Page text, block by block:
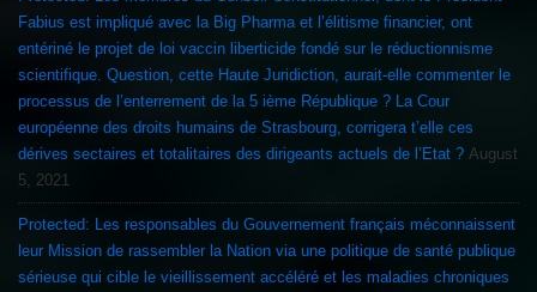
Fabius est impliqué avec la Big Pharma et l’élitisme financier, ont
entériné le projet de loi vaccin liberticide fondé sur le réductionnisme
scientifique. Question, cette Haute Juridiction, aurait-elle commenter le
processus de l’enterrement de la 5 ième République ? La Cour
européenne des droits humains de Strasbourg, corrigera t’elle ces
dérives sectaires et totalitaires des dirigeants actuels de l’Etat ? August
5, 2021
Protected: Les responsables du Gouvernement français méconnaissent
leur Mission de rassembler la Nation via une politique de santé publique
sérieuse qui cible le vieillissement accéléré et les maladies chroniques